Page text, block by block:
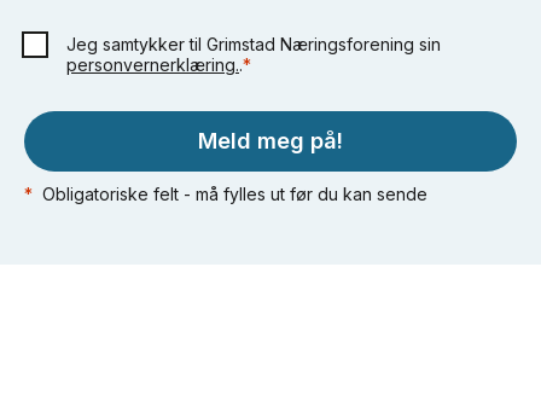
Jeg samtykker til Grimstad Næringsforening sin
personvernerklæring..*
Meld meg på!
* Obligatoriske felt - må fylles ut før du kan sende